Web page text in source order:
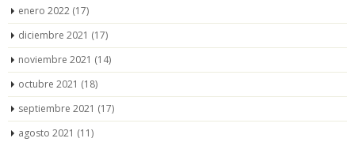
enero 2022 (17)
diciembre 2021 (17)
noviembre 2021 (14)
octubre 2021 (18)
septiembre 2021 (17)
agosto 2021 (11)